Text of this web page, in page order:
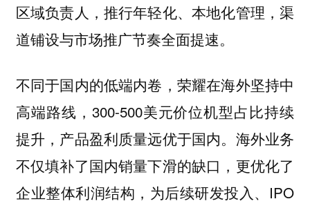
区域负责人，推行年轻化、本地化管理，渠
道铺设与市场推广节奏全面提速。
不同于国内的低端内卷，荣耀在海外坚持中
高端路线，300-500美元价位机型占比持续
提升，产品盈利质量远优于国内。海外业务
不仅填补了国内销量下滑的缺口，更优化了
企业整体利润结构，为后续研发投入、IPO